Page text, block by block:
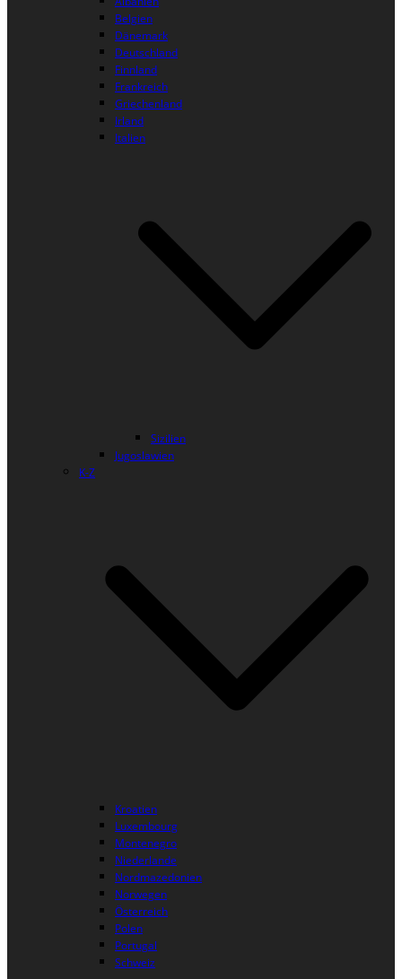
Belgien
Dänemark
Deutschland
Finnland
Frankreich
Griechenland
Irland
Italien
Sizilien
Jugoslawien
K-Z
Kroatien
Luxembourg
Montenegro
Niederlande
Nordmazedonien
Norwegen
Österreich
Polen
Portugal
Schweiz